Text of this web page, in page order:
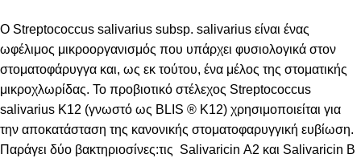
Ο Streptococcus salivarius subsp. salivarius είναι ένας
ωφέλιμος μικροοργανισμός που υπάρχει φυσιολογικά στον
στοματοφάρυγγα και, ως εκ τούτου, ένα μέλος της στοματικής
μικροχλωρίδας. Το προβιοτικό στέλεχος Streptococcus
salivarius Κ12 (γνωστό ως BLIS ® Κ12) χρησιμοποιείται για
την αποκατάσταση της κανονικής στοματοφαρυγγική ευβίωση.
Παράγει δύο βακτηριοσίνες:τις Salivaricin Α2 και Salivaricin Β